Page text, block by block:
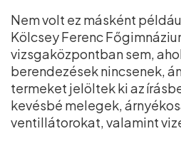
Nem volt ez másként
Kölcsey Ferenc
vizsgaközpontban sem,
berendezések nincsenek,
termeket jelöltek ki az
kevésbé melegek,
ventillátorokat, valamint